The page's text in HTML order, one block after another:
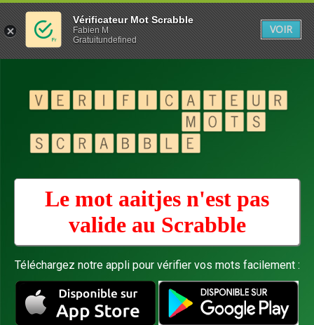
Le mot aaitjes n'est pas
valide au Scrabble
Téléchargez notre appli pour vérifier vos mots facilement :
Vérificateur Mot Scrabble
Fabien M
Gratuitundefined
VOIR